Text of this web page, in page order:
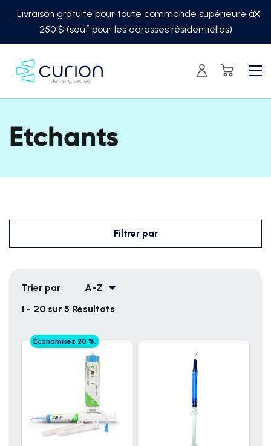
Livraison gratuite pour toute commande supérieure à
250 $ (sauf pour les adresses résidentielles)
Etchants
Filtrer par
Trier par
A-Z
1 - 20 sur 5 Résultats
Économisez 20 %.